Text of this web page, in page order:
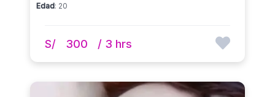
Edad: 20
S/ 300 / 3 hrs